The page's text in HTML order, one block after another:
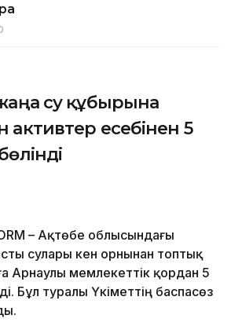
су құбырына
активтер есебінен 5
– Ақтөбе облысындағы
сулары кен орнынан топтық
Арнаулы мемлекеттік қордан 5
Бұл туралы Үкіметтің баспасөз